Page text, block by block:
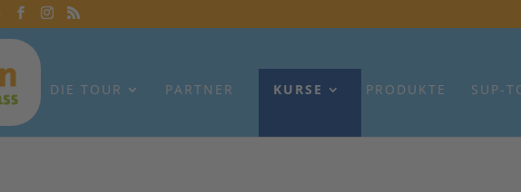
DIE TOUR PARTNER KURSE PRODUKTE SUP-